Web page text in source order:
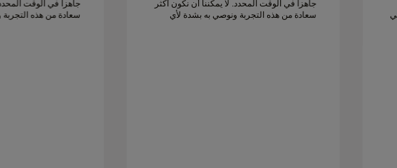
جاهزا في الوقت المحدد. لا يمكننا أن نكون أكثر
سعادة من هذه التجربة ونوصي به بشدة لأي
جاهزا في الوقت
سعادة من هذه